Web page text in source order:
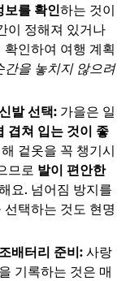
보를 확인하는 것이
이 정해져 있거나
인하여 여행 계획
간을 놓치지 않으려
발 선택: 가을은 일
겹쳐 입는 것이 좋
겉옷을 꼭 챙기시
므로 발이 편안한
요. 넘어짐 방지를
택하는 것도 현명
배터리 준비: 사랑
기록하는 것은 매